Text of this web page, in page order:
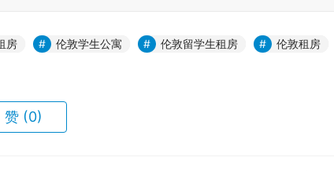
房 伦敦学生公寓 伦敦留学生租房
伦敦租房
赞 (0)